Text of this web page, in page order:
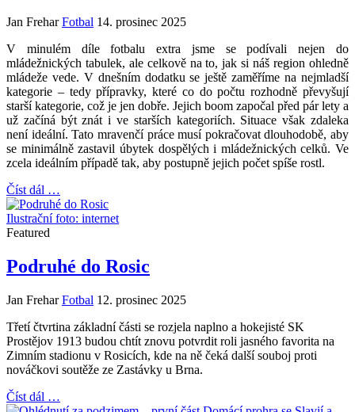
Jan Frehar Fotbal 14. prosinec 2025
V minulém díle fotbalu extra jsme se podívali nejen do
mládežnických tabulek, ale celkově na to, jak si náš region ohledně
mládeže vede. V dnešním dodatku se ještě zaměříme na nejmladší
kategorie – tedy přípravky, které co do počtu rozhodně převyšují
starší kategorie, což je jen dobře. Jejich boom započal před pár lety a
už začíná být znát i ve starších kategoriích. Situace však zdaleka
není ideální. Tato mravenčí práce musí pokračovat dlouhodobě, aby
se minimálně zastavil úbytek dospělých i mládežnických celků. Ve
zcela ideálním případě tak, aby postupně jejich počet spíše rostl.
Číst dál …
Ilustrační foto: internet
Featured
Podruhé do Rosic
Jan Frehar Fotbal 12. prosinec 2025
Třetí čtvrtina základní části se rozjela naplno a hokejisté SK
Prostějov 1913 budou chtít znovu potvrdit roli jasného favorita na
Zimním stadionu v Rosicích, kde na ně čeká další souboj proti
nováčkovi soutěže ze Zastávky u Brna.
Číst dál …